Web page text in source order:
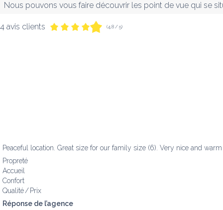
Nous pouvons vous faire découvrir les point de vue qui se
4 avis clients (4,8 / 5)
Peaceful location. Great size for our family size (6). Very nice and
Propreté
Accueil
Confort
Qualité / Prix
Réponse de l’agence